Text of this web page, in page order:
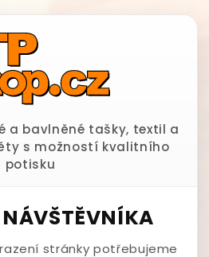
a bavlněné tašky, textil a
s možností kvalitního
potisku
stránky potřebujeme